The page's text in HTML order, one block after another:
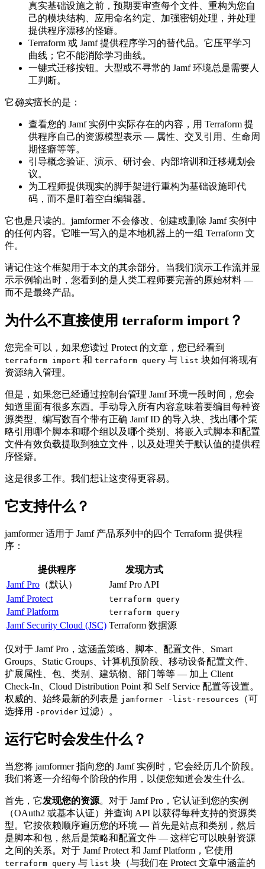
真实基础设施之前，预期要审查每个文件、重构为您自
己的模块结构、应用命名约定、加强密钥处理，并处理
提供程序漂移的怪癖。
Terraform 或 Jamf 提供程序学习的替代品。它压平学习
曲线；它不能消除学习曲线。
一键式迁移按钮。大型或不寻常的 Jamf 环境总是需要人
工判断。
它确实擅长的是：
查看您的 Jamf 实例中实际存在的内容，用 Terraform 提
供程序自己的资源模型表示 — 属性、交叉引用、生命周
期怪癖等等。
引导概念验证、演示、研讨会、内部培训和迁移规划会
议。
为工程师提供现实的脚手架进行重构为基础设施即代
码，而不是盯着空白编辑器。
它也是只读的。jamformer 不会修改、创建或删除 Jamf 实例中
的任何内容。它唯一写入的是本地机器上的一组 Terraform 文
件。
请记住这个框架用于本文的其余部分。当我们演示工作流并显
示示例输出时，您看到的是人类工程师要完善的原始材料 —
而不是最终产品。
为什么不直接使用 terraform import？
您完全可以，如果您读过 Protect 的文章，您已经看到
terraform import 和 terraform query 与 list 块如何将现有
资源纳入管理。
但是，如果您已经通过控制台管理 Jamf 环境一段时间，您会
知道里面有很多东西。手动导入所有内容意味着要编目每种资
源类型、编写数百个带有正确 Jamf ID 的导入块、找出哪个策
略引用哪个脚本和哪个组以及哪个类别、将嵌入式脚本和配置
文件有效负载提取到独立文件，以及处理关于默认值的提供程
序怪癖。
这是很多工作。我们想让这变得更容易。
它支持什么？
jamformer 适用于 Jamf 产品系列中的四个 Terraform 提供程
序：
提供程序
发现方式
Jamf Pro （默认）
Jamf Pro API
Jamf Protect
terraform query
Jamf Platform terraform query
Jamf Security Cloud (JSC) Terraform 数据源
仅对于 Jamf Pro，这涵盖策略、脚本、配置文件、Smart
Groups、Static Groups、计算机预阶段、移动设备配置文件、
扩展属性、包、类别、建筑物、部门等等 — 加上 Client
Check-In、Cloud Distribution Point 和 Self Service 配置等设置。
权威的、始终最新的列表是 jamformer -list-resources
（可
选择用 -provider 过滤）。
运行它时会发生什么？
当您将 jamformer 指向您的 Jamf 实例时，它会经历几个阶段。
我们将逐一介绍每个阶段的作用，以便您知道会发生什么。
首先，它发现您的资源。对于 Jamf Pro，它认证到您的实例
（OAuth2 或基本认证）并查询 API 以获得每种支持的资源类
型。它按依赖顺序遍历您的环境 — 首先是站点和类别，然后
是脚本和包，然后是策略和配置文件 — 这样它可以映射资源
之间的关系。对于 Jamf Protect 和 Jamf Platform，它使用
terraform query 与 list 块（与我们在 Protect 文章中涵盖的